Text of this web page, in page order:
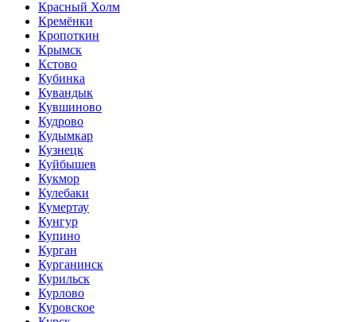
Красный Холм
Кремёнки
Кропоткин
Крымск
Кстово
Кубинка
Кувандык
Кувшиново
Кудрово
Кудымкар
Кузнецк
Куйбышев
Кукмор
Кулебаки
Кумертау
Кунгур
Купино
Курган
Курганинск
Курильск
Курлово
Куровское